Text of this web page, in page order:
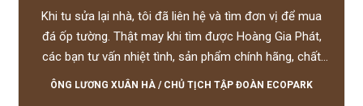
Khi tu sửa lại nhà, tôi đã liên hệ và tìm đơn vị để mua
đá ốp tường. Thật may khi tìm được Hoàng Gia Phát,
các bạn tư vấn nhiệt tình, sản phẩm chính hãng, chất
lượng tốt, giá hợp lý, hỗ trợ tận tình.
ÔNG LƯƠNG XUÂN HÀ / CHỦ TỊCH TẬP ĐOÀN ECOPARK